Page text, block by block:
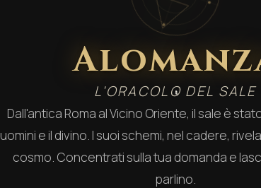
L'ORACOLO DEL SALE
Dall'antica Roma al Vicino Oriente, il sale è
uomini e il divino. I suoi schemi, nel cadere,
cosmo. Concentrati sulla tua domanda e
parlino.